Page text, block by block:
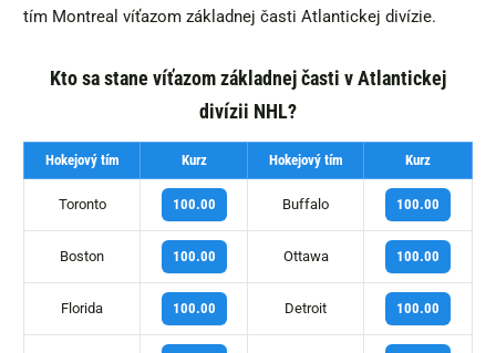
tím Montreal víťazom základnej časti Atlantickej divízie.
Kto sa stane víťazom základnej časti v Atlantickej
divízii NHL?
Hokejový tím Kurz Hokejový tím Kurz
Toronto 100.00 Buffalo 100.00
Boston 100.00 Ottawa 100.00
Florida 100.00 Detroit 100.00